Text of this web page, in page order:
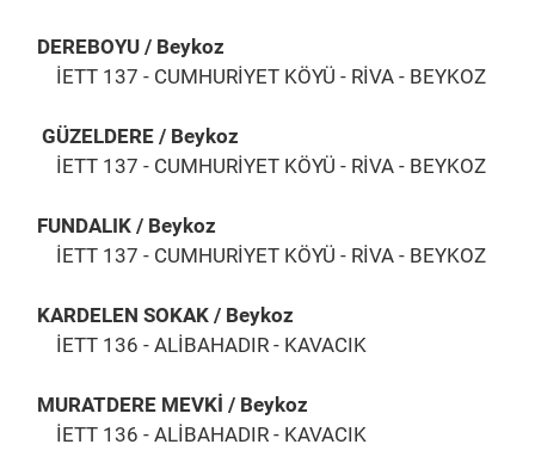
DEREBOYU / Beykoz
İETT 137 - CUMHURİYET KÖYÜ - RİVA - BEYKOZ
GÜZELDERE / Beykoz
İETT 137 - CUMHURİYET KÖYÜ - RİVA - BEYKOZ
FUNDALIK / Beykoz
İETT 137 - CUMHURİYET KÖYÜ - RİVA - BEYKOZ
KARDELEN SOKAK / Beykoz
İETT 136 - ALİBAHADIR - KAVACIK
MURATDERE MEVKİ / Beykoz
İETT 136 - ALİBAHADIR - KAVACIK